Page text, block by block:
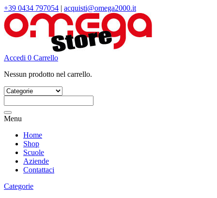
+39 0434 797054 | acquisti@omega2000.it
Accedi 0 Carrello
Nessun prodotto nel carrello.
Menu
Home
Shop
Scuole
Aziende
Contattaci
Categorie